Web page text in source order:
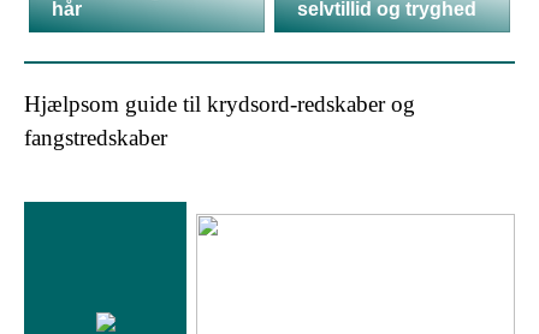
hår
selvtillid og tryghed
Hjælpsom guide til krydsord-redskaber og
fangstredskaber